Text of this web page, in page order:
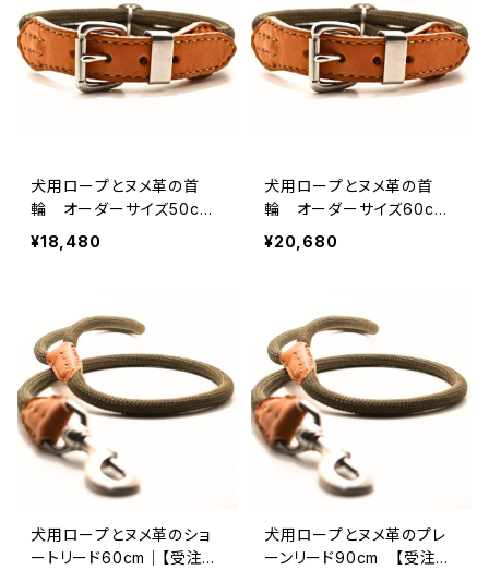
犬用ロープとヌメ革の首
輪 オーダーサイズ50c
m〜59cm 【受注製作】LO
VE＆PEACE＆DOGSオリジ
¥18,480
犬用ロープとヌメ革の首
輪 オーダーサイズ60c
m〜 【受注製作】LOVE＆P
EACE＆DOGSオリジナル
¥20,680
犬用ロープとヌメ革のショ
ートリード60cm｜【受注製
犬用ロープとヌメ革のプレ
ーンリード90cm 【受注製